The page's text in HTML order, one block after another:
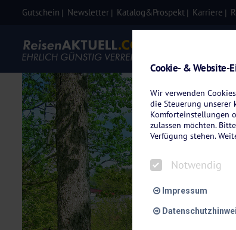
Gutschein Newsletter Katalog&Prospekt Karriere
Cookie- & Website-
Wir verwenden
die Steuerung unserer
Komforteinstellungen
zulassen möchten.
Verfügung stehen.
Notwendig
Impressum